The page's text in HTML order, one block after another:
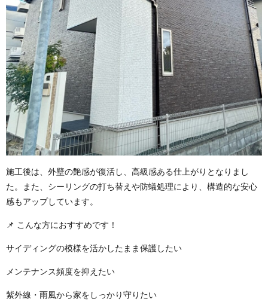
施工後は、外壁の艶感が復活し、高級感ある仕上がりとなりまし
た。また、シーリングの打ち替えや防蟻処理により、構造的な安心
感もアップしています。
📌 こんな方におすすめです！
サイディングの模様を活かしたまま保護したい
メンテナンス頻度を抑えたい
紫外線・雨風から家をしっかり守りたい